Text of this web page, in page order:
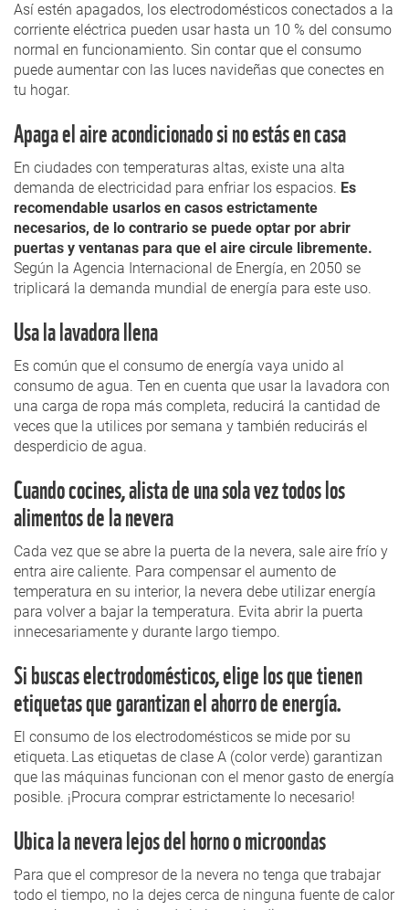
Así estén apagados, los electrodomésticos conectados a la
corriente eléctrica pueden usar hasta un 10 % del consumo
normal en funcionamiento. Sin contar que el consumo
puede aumentar con las luces navideñas que conectes en
tu hogar.
Apaga el aire acondicionado si no estás en casa
En ciudades con temperaturas altas, existe una alta
demanda de electricidad para enfriar los espacios. Es
recomendable usarlos en casos estrictamente
necesarios, de lo contrario se puede optar por abrir
puertas y ventanas para que el aire circule libremente.
Según la Agencia Internacional de Energía, en 2050 se
triplicará la demanda mundial de energía para este uso.
Usa la lavadora llena
Es común que el consumo de energía vaya unido al
consumo de agua. Ten en cuenta que usar la lavadora con
una carga de ropa más completa, reducirá la cantidad de
veces que la utilices por semana y también reducirás el
desperdicio de agua.
Cuando cocines, alista de una sola vez todos los
alimentos de la nevera
Cada vez que se abre la puerta de la nevera, sale aire frío y
entra aire caliente. Para compensar el aumento de
temperatura en su interior, la nevera debe utilizar energía
para volver a bajar la temperatura. Evita abrir la puerta
innecesariamente y durante largo tiempo.
Si buscas electrodomésticos, elige los que tienen
etiquetas que garantizan el ahorro de energía.
El consumo de los electrodomésticos se mide por su
etiqueta. Las etiquetas de clase A (color verde) garantizan
que las máquinas funcionan con el menor gasto de energía
posible. ¡Procura comprar estrictamente lo necesario!
Ubica la nevera lejos del horno o microondas
Para que el compresor de la nevera no tenga que trabajar
todo el tiempo, no la dejes cerca de ninguna fuente de calor